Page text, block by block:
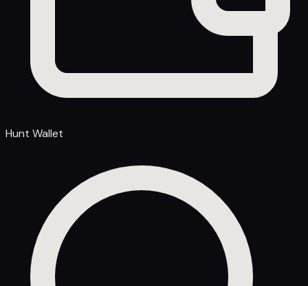
Hunt Wallet